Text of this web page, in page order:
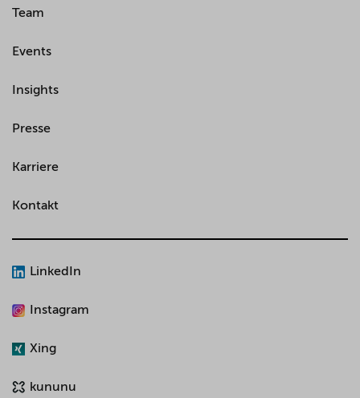
Team
Events
Insights
Presse
Karriere
Kontakt
LinkedIn
Instagram
Xing
kununu